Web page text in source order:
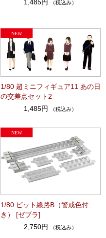
1,485円
（税込み）
1/80 超ミニフィギュア11 あの日
の交差点セット2
1,485円
（税込み）
1/80 ピット線路B（警戒色付
き） [ゼブラ]
2,750円
（税込み）